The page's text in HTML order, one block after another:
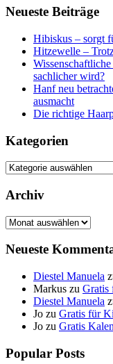
Neueste Beiträge
Hibiskus – sorgt
Hitzewelle –
sachlicher wird?
Hanf neu
ausmacht
Die richtige
Kategorien
Kategorien
Archiv
Archiv
Neueste
Diestel Manuela
Markus zu Gratis
Diestel Manuela
Jo zu Gratis für
Jo zu Gratis
Popular Posts